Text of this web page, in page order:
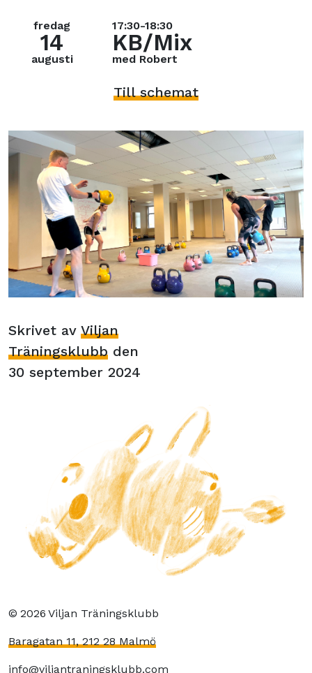
Skrivet av Viljan
Träningsklubb den
30 september 2024
fredag
14
augusti
17:30-18:30
KB/Mix
med Robert
Till schemat
© 2026 Viljan Träningsklubb
Baragatan 11, 212 28 Malmö
info@viljantraningsklubb.com